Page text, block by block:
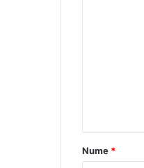
r
Nume *